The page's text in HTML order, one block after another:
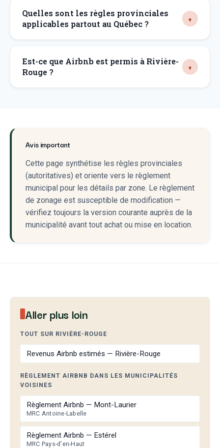
Quelles sont les règles provinciales
applicables partout au Québec ?
Est-ce que Airbnb est permis à Rivière-
Rouge ?
Avis important
Cette page synthétise les règles provinciales
(autoritatives) et oriente vers le règlement
municipal pour les détails par zone. Le règlement
de zonage est susceptible de modification —
vérifiez toujours la version courante auprès de la
municipalité avant tout achat ou mise en location.
Aller plus loin
TOUT SUR RIVIÈRE-ROUGE
Revenus Airbnb estimés — Rivière-Rouge
RÈGLEMENT AIRBNB DANS LES MUNICIPALITÉS
VOISINES
Règlement Airbnb — Mont-Laurier
MRC Antoine-Labelle
Règlement Airbnb — Estérel
MRC Pays-d'en-Haut